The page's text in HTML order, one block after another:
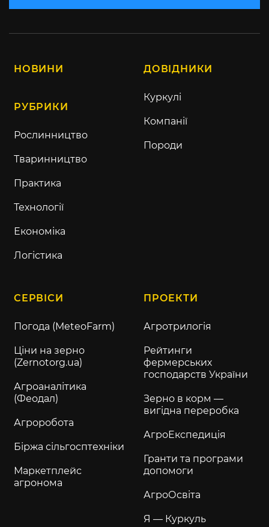
НОВИНИ
РУБРИКИ
Рослинництво
Тваринництво
Практика
Технології
Економіка
Логістика
ДОВІДНИКИ
Куркулі
Компанії
Породи
СЕРВІСИ
Погода (MeteoFarm)
Ціни на зерно
(Zernotorg.ua)
Агроаналітика
(Феодал)
Агроробота
Біржа сільгосптехніки
Маркетплейс
агронома
ПРОЕКТИ
Агротрилогія
Рейтинги
фермерських
господарств України
Зерно в корм —
вигідна переробка
АгроЕкспедиція
Гранти та програми
допомоги
АгроОсвіта
Я — Куркуль